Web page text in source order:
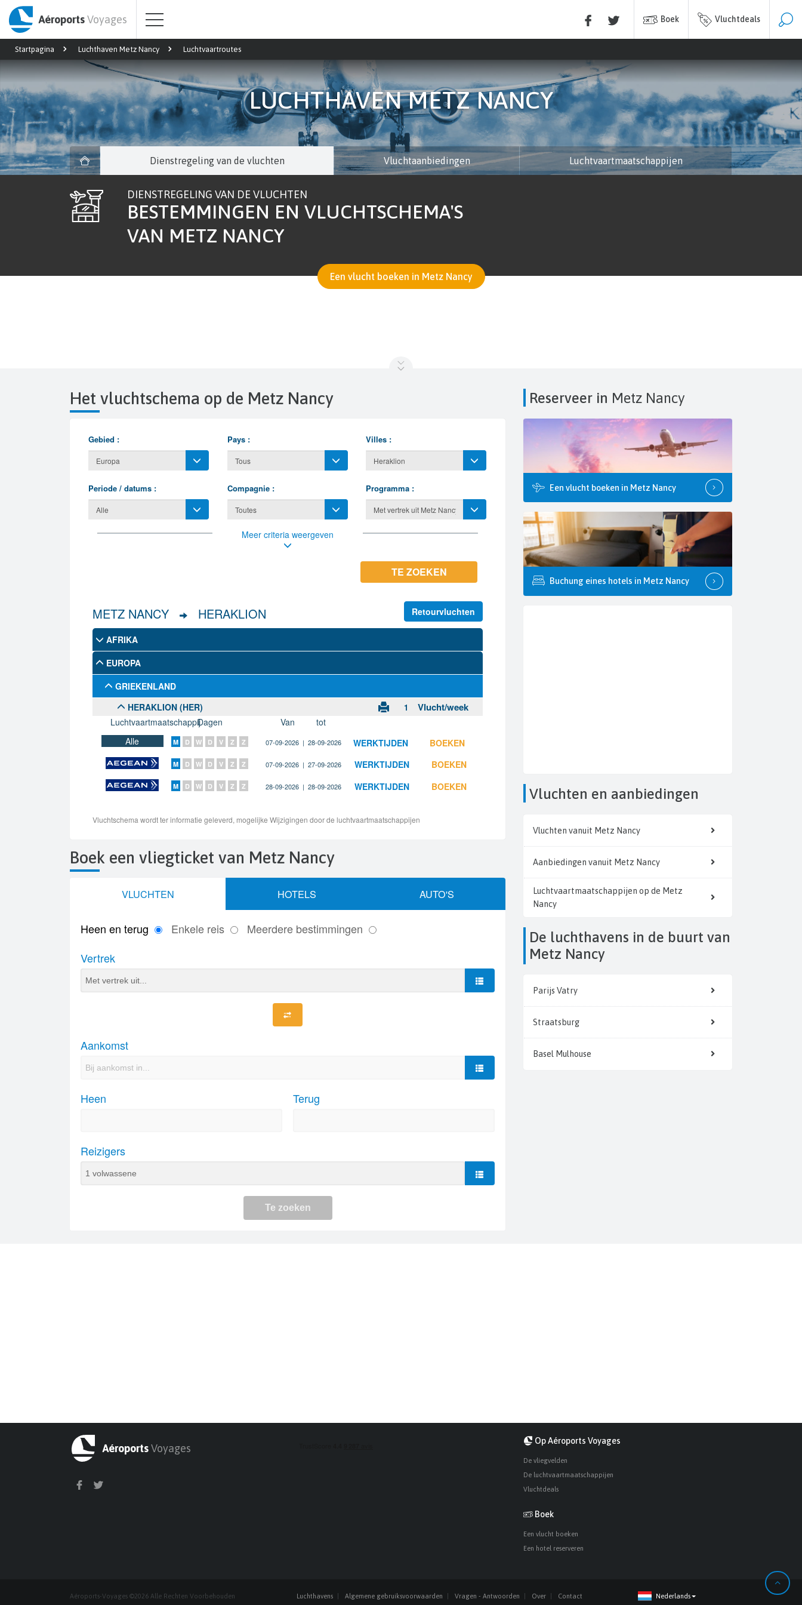
AéroportsVoyages Boek Vluchtdeals
Startpagina Luchthaven Metz Nancy Luchtvaartroutes
LUCHTHAVEN METZ NANCY
Dienstregeling van de vluchten Vluchtaanbiedingen Luchtvaartmaatschappijen
DIENSTREGELING VAN DE VLUCHTEN
BESTEMMINGEN EN VLUCHTSCHEMA'S
VAN METZ NANCY
Een vlucht boeken in Metz Nancy
Het vluchtschema op de Metz Nancy
Boek een vliegticket van Metz Nancy
Reserveer in Metz Nancy
Een vlucht boeken in Metz Nancy
Buchung eines hotels in Metz Nancy
Vluchten en aanbiedingen
Vluchten vanuit Metz Nancy
Aanbiedingen vanuit Metz Nancy
Luchtvaartmaatschappijen op de Metz
Nancy
De luchthavens in de buurt van
Metz Nancy
Parijs Vatry
Straatsburg
Basel Mulhouse
AéroportsVoyages
Op Aéroports Voyages
De vliegvelden
De luchtvaartmaatschappijen
Vluchtdeals
Boek
Een vlucht boeken
Een hotel reserveren
Aéroports-Voyages ©2026 Alle Rechten Voorbehouden Luchthavens Algemene gebruiksvoorwaarden Vragen - Antwoorden Over Contact Nederlands